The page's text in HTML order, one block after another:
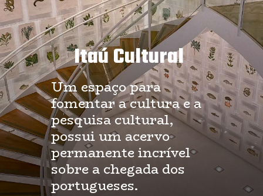
Itaú Cultural
Um espaço para
fomentar a cultura e a
pesquisa cultural,
possui um acervo
permanente incrível
sobre a chegada dos
portugueses.